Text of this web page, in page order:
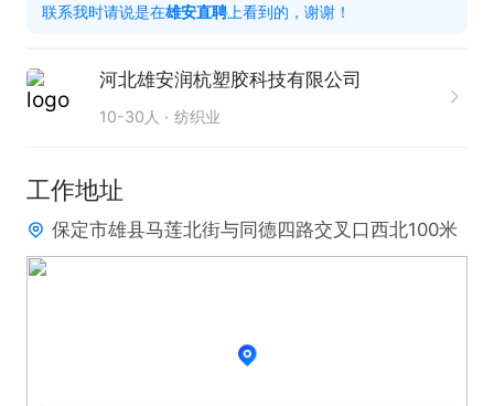
• 建立客户档案，定期回访，维护长期合作
• 处理询盘、报价、方案沟通
• 熟悉防尘网/盖土网/防风抑尘网规格、材质、用途、
价格
联系我时请说是在雄安直聘 上看到的，谢谢！
河北雄安润杭塑胶科技有限公司
10-30人 纺织业
工作地址
保定市雄县马莲北街与同德四路交叉口西北100米